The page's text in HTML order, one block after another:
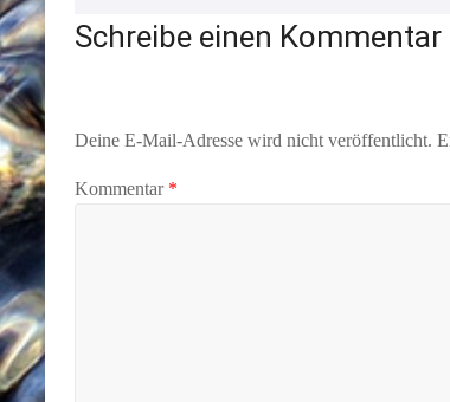
Schreibe einen Kommentar
Deine E-Mail-Adresse wird nicht veröffentlicht.
Kommentar *